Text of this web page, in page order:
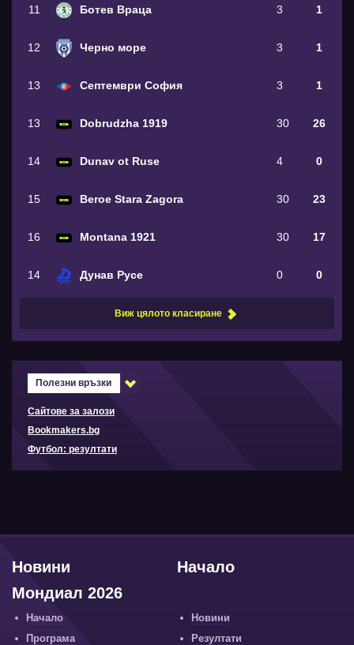
11 Ботев Враца 3 1
12 Черно море 3 1
13 Септември София 3 1
13 Dobrudzha 1919 30 26
14 Dunav ot Ruse 4 0
15 Beroe Stara Zagora 30 23
16 Montana 1921 30 17
14 Дунав Русе 0 0
Виж цялото класиране
Полезни връзки
Сайтове за залози
Bookmakers.bg
Футбол: резултати
Начало
Новини
Мондиал 2026
Начало
Новини
Програма
Резултати